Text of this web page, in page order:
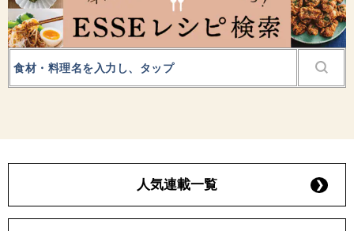
人気連載一覧